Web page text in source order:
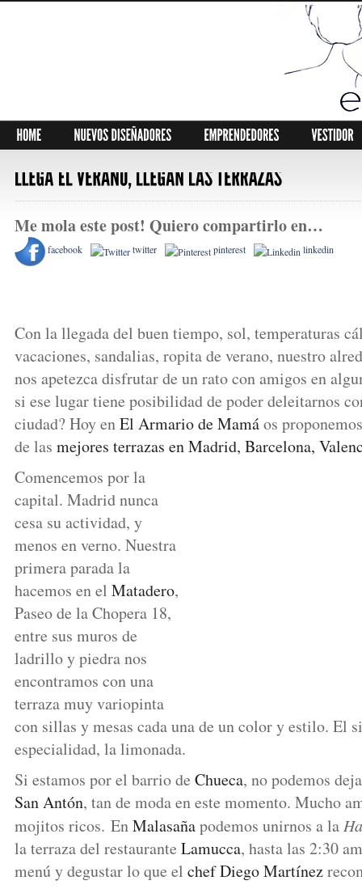
Me mola este post! Quiero compartirlo en…
facebook twitter pinterest linkedin
Con la llegada del buen tiempo, sol, temperaturas
vacaciones, sandalias, ropita de verano, nuestro
nos apetezca disfrutar de un rato con amigos en
si ese lugar tiene posibilidad de poder deleitarnos
ciudad? Hoy enEl Armario de Mamáos
de las mejores terrazas en Madrid, Barcelona,
Comencemos por la
capital. Madrid nunca
cesa su actividad, y
menos en verno. Nuestra
primera parada la
hacemos en el Matadero,
Paseo de la Chopera 18,
entre sus muros de
ladrillo y piedra nos
encontramos con una
terraza muy variopinta
con sillas y mesas cada una de un color y estilo. El
especialidad, la limonada.
Si estamos por el barrio de Chueca, no podemos
San Antón, tan de moda en este momento. Mucho
mojitos ricos. EnMalasañapodemos unirnos a la
la terraza del restaurante Lamucca, hasta las 2:30
menú y degustar lo que el chef Diego Martínez